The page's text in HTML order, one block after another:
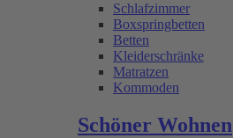
Schlafzimmer
Boxspringbetten
Betten
Kleiderschränke
Matratzen
Kommoden
Schöner Wohnen